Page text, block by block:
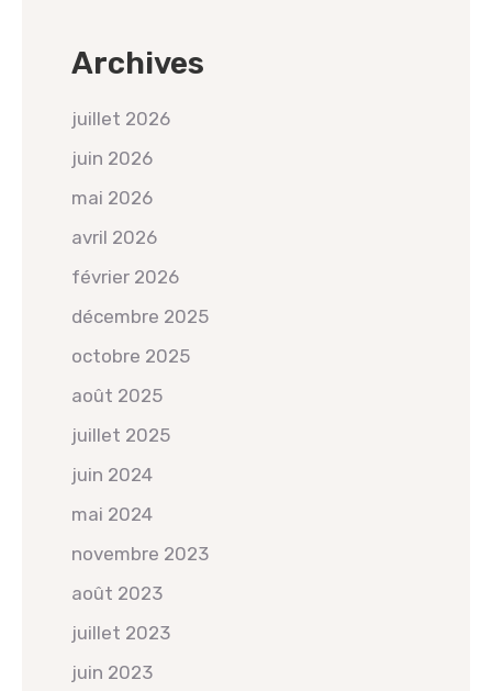
Archives
juillet 2026
juin 2026
mai 2026
avril 2026
février 2026
décembre 2025
octobre 2025
août 2025
juillet 2025
juin 2024
mai 2024
novembre 2023
août 2023
juillet 2023
juin 2023